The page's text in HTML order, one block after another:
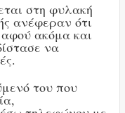
στη φυλακή
ανέφεραν ότι
ακόμα και
να
του που